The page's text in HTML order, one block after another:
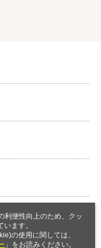
利便性向上のため、クッ
ます。
の使用に関しては、
」をお読みください。